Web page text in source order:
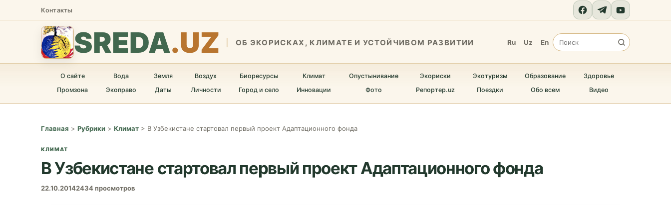
Контакты
SREDA.UZ ОБ ЭКОРИСКАХ, КЛИМАТЕ И УСТОЙЧИВОМ РАЗВИТИИ Ru Uz En
О сайте Вода Земля Воздух Биоресурсы Климат Опустынивание Экориски Экотуризм Образование
Здоровье
Промзона
Экоправо Даты Личности Город и село Инновации Фото Репортер.uz Поездки Обо всем Видео
Главная > Рубрики > Климат > В Узбекистане стартовал первый проект Адаптационного фонда
КЛИМАТ
В Узбекистане стартовал первый проект Адаптационного фонда
22.10.20142434 просмотров